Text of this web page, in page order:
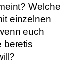
Welche
einzelnen
euch
beretis